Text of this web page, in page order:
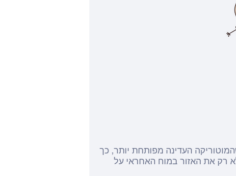
העדינה מפותחת יותר, כך
רק את האזור במוח האחראי על